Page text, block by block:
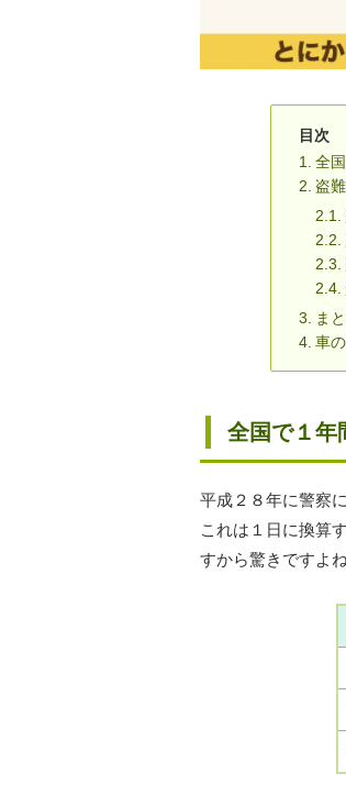
目次
全
盗
ま
車
全国で１年
平成２８年に警察
これは１日に換算
すから驚きですよね